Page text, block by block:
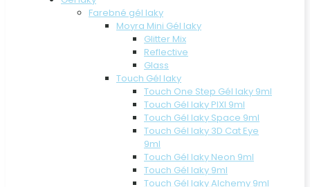
Farebné gél laky
Moyra Mini Gél laky
Glitter Mix
Reflective
Glass
Touch Gél laky
Touch One Step Gél laky 9ml
Touch Gél laky PIXI 9ml
Touch Gél laky Space 9ml
Touch Gél laky 3D Cat Eye
9ml
Touch Gél laky Neon 9ml
Touch Gél laky 9ml
Touch Gél laky Alchemy 9ml